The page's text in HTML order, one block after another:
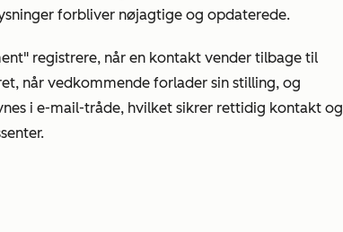
forbliver nøjagtige og opdaterede.
registrere, når en kontakt vender tilbage til
når vedkommende forlader sin stilling, og
i e-mail-tråde, hvilket sikrer rettidig kontakt og